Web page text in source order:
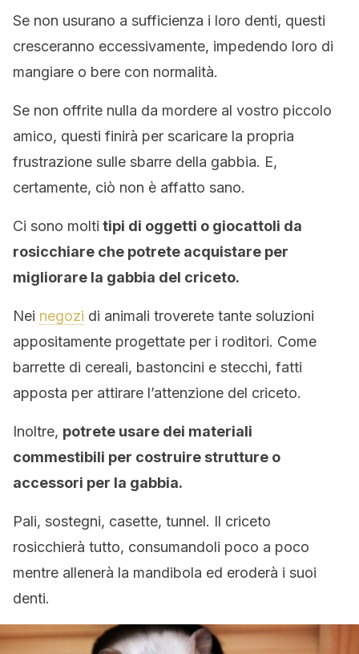
Se non usurano a sufficienza i loro denti, questi
cresceranno eccessivamente, impedendo loro di
mangiare o bere con normalità.
Se non offrite nulla da mordere al vostro piccolo
amico, questi finirà per scaricare la propria
frustrazione sulle sbarre della gabbia. E,
certamente, ciò non è affatto sano.
Ci sono molti tipi di oggetti o giocattoli da
rosicchiare che potrete acquistare per
migliorare la gabbia del criceto.
Nei negozi di animali troverete tante soluzioni
appositamente progettate per i roditori. Come
barrette di cereali, bastoncini e stecchi, fatti
apposta per attirare l’attenzione del criceto.
Inoltre, potrete usare dei materiali
commestibili per costruire strutture o
accessori per la gabbia.
Pali, sostegni, casette, tunnel. Il criceto
rosicchierà tutto, consumandoli poco a poco
mentre allenerà la mandibola ed eroderà i suoi
denti.